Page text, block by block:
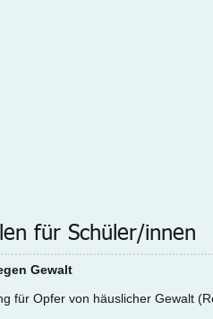
für Schüler/innen
Gewalt
für Opfer von häuslicher Gewalt